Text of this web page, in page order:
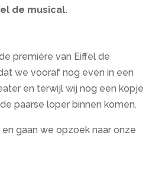
de musical.
première van Eiffel de
we vooraf nog even in een
en terwijl wij nog een kopje
paarse loper binnen komen.
gaan we opzoek naar onze